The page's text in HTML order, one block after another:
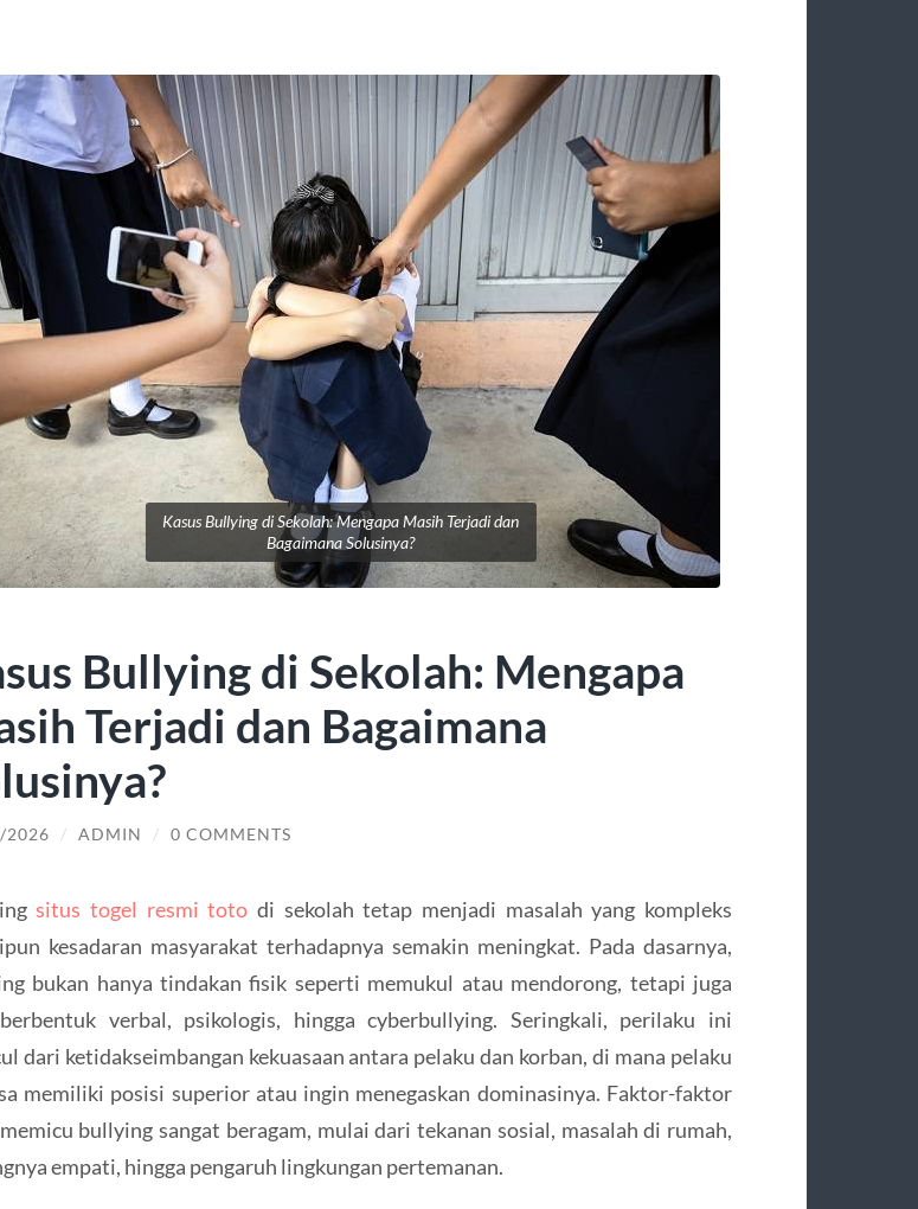
Kasus Bullying di Sekolah: Mengapa Masih Terjadi dan
Bagaimana Solusinya?
Bullying di Sekolah: Mengapa
Terjadi dan Bagaimana
2026 / ADMIN / 0 COMMENTS
situs togel resmi toto di sekolah tetap menjadi masalah yang kompleks
kesadaran masyarakat terhadapnya semakin meningkat. Pada dasarnya,
bukan hanya tindakan fisik seperti memukul atau mendorong, tetapi juga
verbal, psikologis, hingga cyberbullying. Seringkali, perilaku ini
dari ketidakseimbangan kekuasaan antara pelaku dan korban, di mana pelaku
memiliki posisi superior atau ingin menegaskan dominasinya. Faktor-faktor
bullying sangat beragam, mulai dari tekanan sosial, masalah di rumah,
empati, hingga pengaruh lingkungan pertemanan.